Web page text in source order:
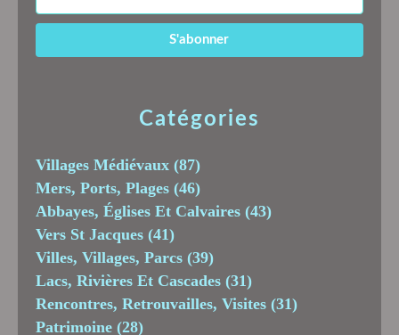
Catégories
Villages Médiévaux (87)
Mers, Ports, Plages (46)
Abbayes, Églises Et Calvaires (43)
Vers St Jacques (41)
Villes, Villages, Parcs (39)
Lacs, Rivières Et Cascades (31)
Rencontres, Retrouvailles, Visites (31)
Patrimoine (28)